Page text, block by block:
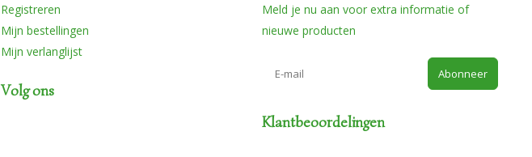
Registreren
Mijn bestellingen
Mijn verlanglijst
Volg ons
Meld je nu aan voor extra informatie of
nieuwe producten
Abonneer
Klantbeoordelingen